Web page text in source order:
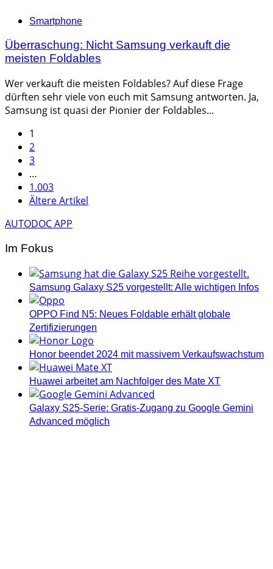
Categories
Smartphone
Überraschung: Nicht Samsung verkauft die
meisten Foldables
Wer verkauft die meisten Foldables? Auf diese Frage
dürften sehr viele von euch mit Samsung antworten. Ja,
Samsung ist quasi der Pionier der Foldables...
Seitennummerierung
der
Beiträge
1
2
3
…
1.003
Ältere Artikel
AUTODOC APP
Im Fokus
Samsung Galaxy S25 vorgestellt: Alle wichtigen Infos
OPPO Find N5: Neues Foldable erhält globale
Zertifizierungen
Honor beendet 2024 mit massivem Verkaufswachstum
Huawei arbeitet am Nachfolger des Mate XT
Galaxy S25-Serie: Gratis-Zugang zu Google Gemini
Advanced möglich